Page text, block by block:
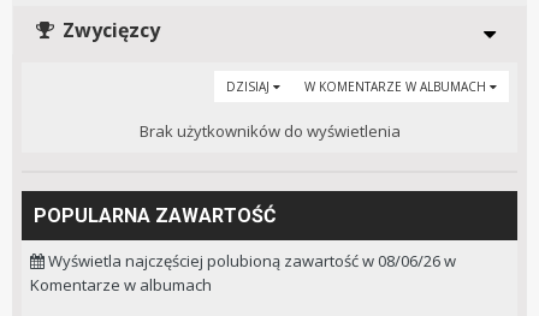
Zwycięzcy
W KOMENTARZE W ALBUMACH
DZISIAJ
Brak użytkowników do wyświetlenia
POPULARNA ZAWARTOŚĆ
Wyświetla najczęściej polubioną zawartość w 08/06/26 w
Komentarze w albumach